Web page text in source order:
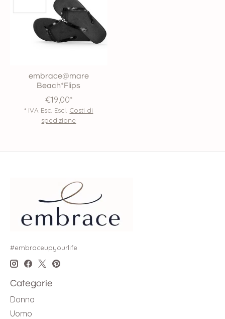
embrace@mare
Beach*Flips
€19,00*
* IVA Esc. Escl. Costi di
spedizione
#embraceupyourlife
Categorie
Donna
Uomo